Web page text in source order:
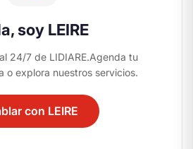
soy LEIRE
24/7 de LIDIARE.Agenda tu
o explora nuestros servicios.
con LEIRE